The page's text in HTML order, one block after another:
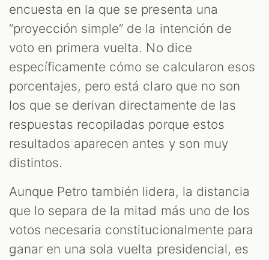
encuesta en la que se presenta una
“proyección simple” de la intención de
voto en primera vuelta. No dice
específicamente cómo se calcularon esos
porcentajes, pero está claro que no son
los que se derivan directamente de las
respuestas recopiladas porque estos
resultados aparecen antes y son muy
distintos.
Aunque Petro también lidera, la distancia
que lo separa de la mitad más uno de los
votos necesaria constitucionalmente para
ganar en una sola vuelta presidencial, es